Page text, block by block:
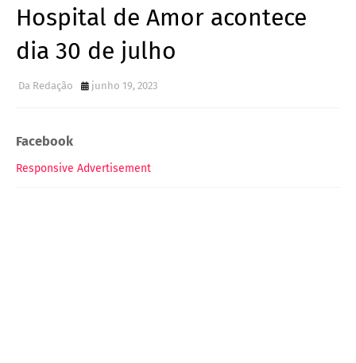
Hospital de Amor acontece
dia 30 de julho
Da Redação junho 19, 2023
Facebook
Responsive Advertisement